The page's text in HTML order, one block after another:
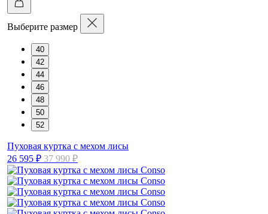
Выберите размер
40
42
44
46
48
50
52
Пуховая куртка с мехом лисы
26 595 ₽ 37 990 ₽